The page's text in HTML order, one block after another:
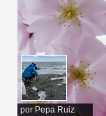
por Pepa Ruiz